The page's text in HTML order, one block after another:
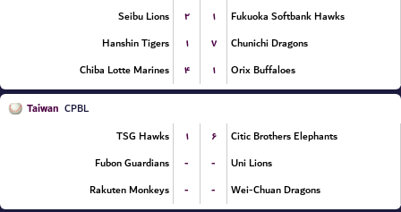
Seibu Lions
۲ ۱
Fukuoka Softbank Hawks
Hanshin Tigers
۱ ۷
Chunichi Dragons
Chiba Lotte Marines
۴ ۱ Orix Buffaloes
Taiwan CPBL
TSG Hawks
۱ ۶
Citic Brothers Elephants
Fubon Guardians
- -
Uni Lions
Rakuten Monkeys
- - Wei-Chuan Dragons